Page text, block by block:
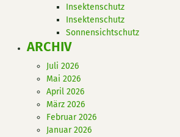
Insektenschutz
Insektenschutz
Sonnensichtschutz
ARCHIV
Juli 2026
Mai 2026
April 2026
März 2026
Februar 2026
Januar 2026